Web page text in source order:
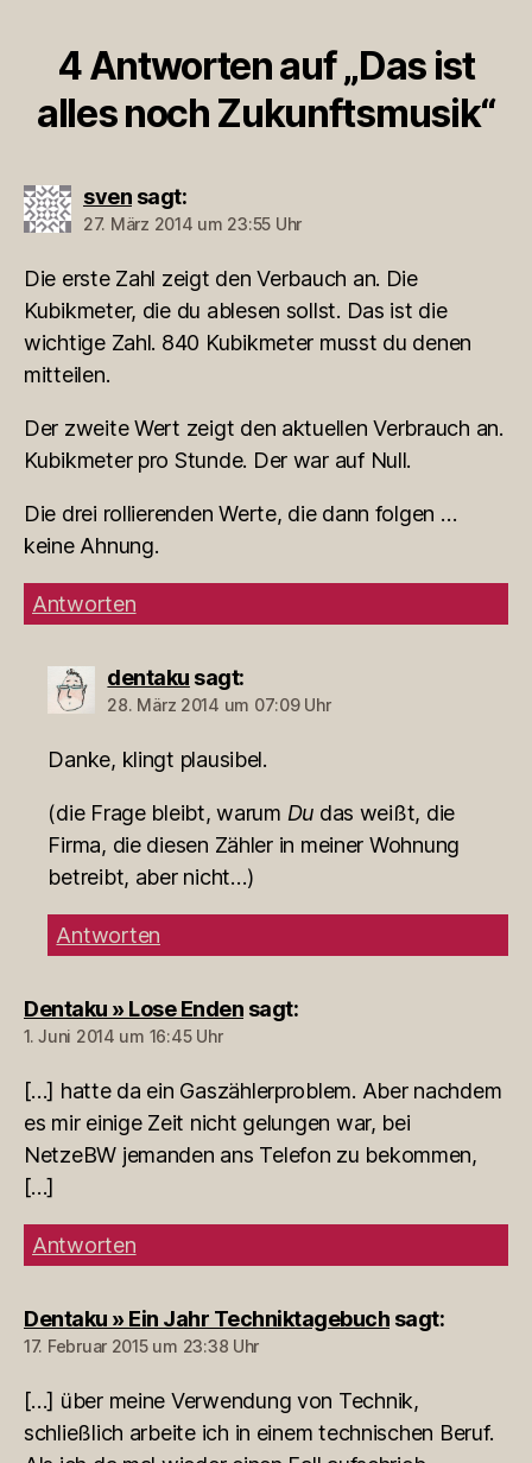
4 Antworten auf „Das ist
alles noch Zukunftsmusik“
sven sagt:
27. März 2014 um 23:55 Uhr
Die erste Zahl zeigt den Verbauch an. Die
Kubikmeter, die du ablesen sollst. Das ist die
wichtige Zahl. 840 Kubikmeter musst du denen
mitteilen.
Der zweite Wert zeigt den aktuellen Verbrauch an.
Kubikmeter pro Stunde. Der war auf Null.
Die drei rollierenden Werte, die dann folgen …
keine Ahnung.
Antworten
dentaku sagt:
28. März 2014 um 07:09 Uhr
Danke, klingt plausibel.
(die Frage bleibt, warum Du das weißt, die
Firma, die diesen Zähler in meiner Wohnung
betreibt, aber nicht…)
Antworten
Dentaku » Lose Enden sagt:
1. Juni 2014 um 16:45 Uhr
[…] hatte da ein Gaszählerproblem. Aber nachdem
es mir einige Zeit nicht gelungen war, bei
NetzeBW jemanden ans Telefon zu bekommen,
[…]
Antworten
Dentaku » Ein Jahr Techniktagebuch sagt:
17. Februar 2015 um 23:38 Uhr
[…] über meine Verwendung von Technik,
schließlich arbeite ich in einem technischen Beruf.